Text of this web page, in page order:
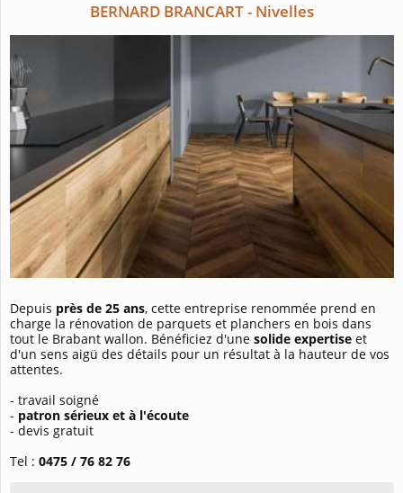
BERNARD BRANCART - Nivelles
Depuis près de 25 ans, cette entreprise renommée prend en
charge la rénovation de parquets et planchers en bois dans
tout le Brabant wallon. Bénéficiez d'une solide expertise et
d'un sens aigü des détails pour un résultat à la hauteur de vos
attentes.
- travail soigné
- patron sérieux et à l'écoute
- devis gratuit
Tel : 0475 / 76 82 76